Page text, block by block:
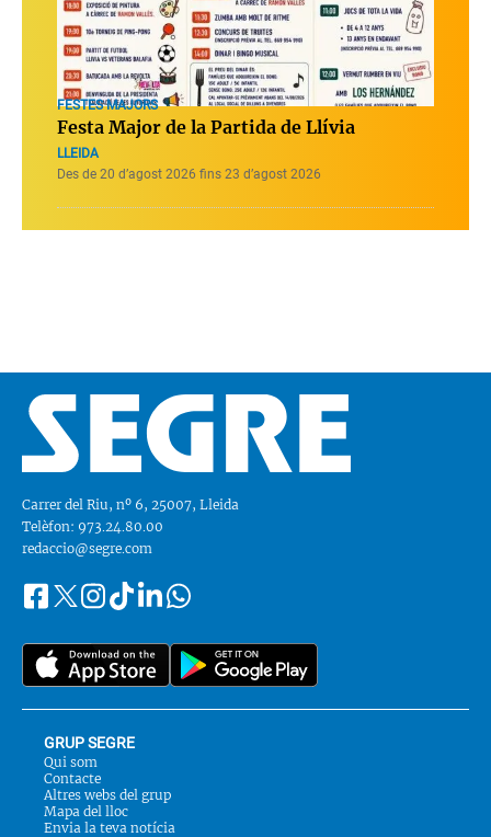
FESTES MAJORS
Festa Major de la Partida de Llívia
LLEIDA
Des de 20 d’agost 2026 fins 23 d’agost 2026
Carrer del Riu, nº 6, 25007, Lleida
Telèfon: 973.24.80.00
redaccio@segre.com
Segueix-
a::
FacebookInstagram
TiktokLinkedinWhatsapp
GRUP SEGRE
Qui som
Contacte
Altres webs del grup
Mapa del lloc
Envia la teva notícia